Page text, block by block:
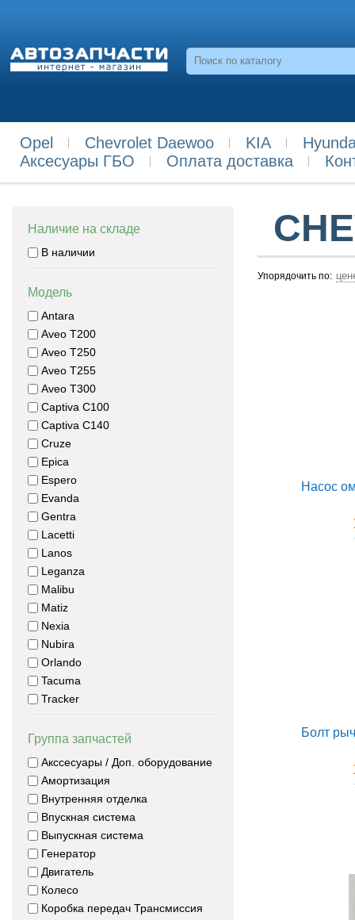
Opel Chevrolet Daewoo KIA
Аксесуары ГБО
Оплата доставка
Наличие на складе
В наличии
Модель
Antara
Aveo T200
Aveo T250
Aveo T255
Aveo T300
Captiva C100
Captiva C140
Cruze
Epica
Espero
Evanda
Gentra
Lacetti
Lanos
Leganza
Malibu
Matiz
Nexia
Nubira
Orlando
Tacuma
Tracker
Группа запчастей
Акссесуары / Доп. оборудование
Амортизация
Внутренняя отделка
Впускная система
Выпускная система
Генератор
Двигатель
Колесо
Коробка передач Трансмиссия
Упорядочить по: